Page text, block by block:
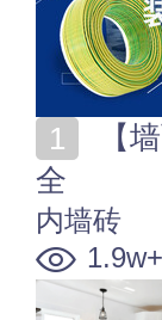
全
内墙砖
1.9w+